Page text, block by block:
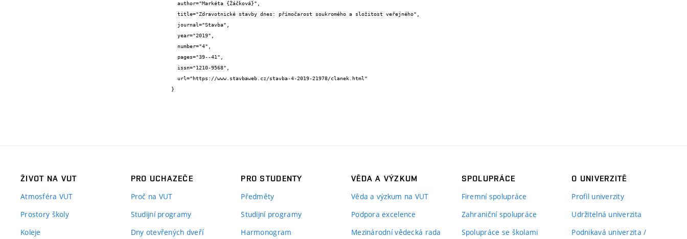
}
ŽIVOT NA VUT
Atmosféra VUT
Prostory školy
Koleje
PRO UCHAZEČE
Proč na VUT
Studijní programy
Dny otevřených dveří
PRO STUDENTY
Předměty
Studijní programy
Harmonogram
VĚDA A VÝZKUM
Věda a výzkum na VUT
Podpora excelence
Mezinárodní vědecká rada
SPOLUPRÁCE
Firemní spolupráce
Zahraniční spolupráce
Spolupráce se školami
O UNIVERZITĚ
Profil univerzity
Udržitelná univerzita
Podnikavá univerzita /